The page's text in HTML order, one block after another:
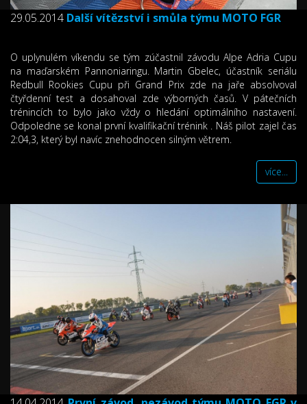
29.05.2014 Další vítězství i smůla týmu MOTO FGR
O uplynulém víkendu se tým zúčastnil závodu Alpe Adria Cupu
na maďarském Pannoniaringu. Martin Gbelec, účastník seriálu
Redbull Rookies Cupu při Grand Prix zde na jaře absolvoval
čtyřdenní test a dosahoval zde výborných časů. V pátečních
trénincích to bylo jako vždy o hledání optimálního nastavení.
Odpoledne se konal první kvalifikační trénink . Náš pilot zajel čas
2:04,3, který byl navíc znehodnocen silným větrem.
více...